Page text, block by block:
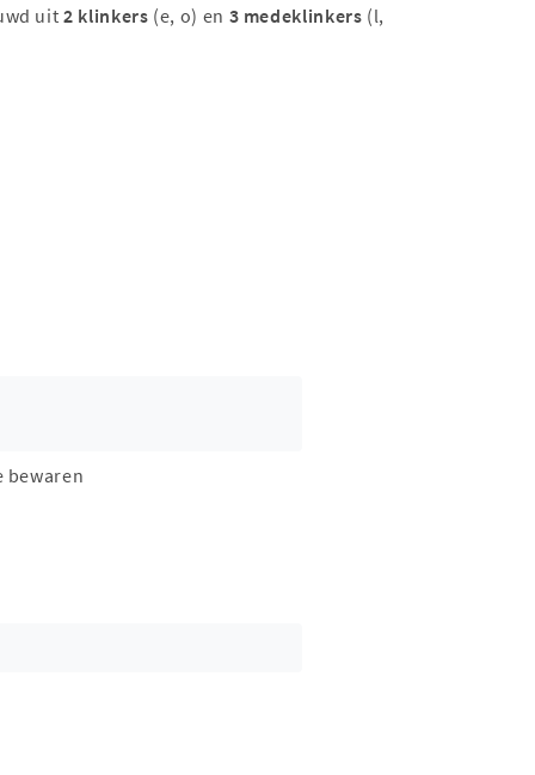
uit2 klinkers (e, o) en 3 medeklinkers (l,
bewaren